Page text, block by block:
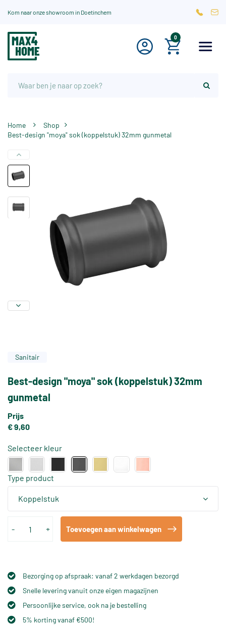
Kom naar onze showroom in Doetinchem
0
Home
Shop
Best-design "moya" sok (koppelstuk) 32mm gunmetal
Sanitair
Best-design "moya" sok (koppelstuk) 32mm
gunmetal
Prijs
€ 9,60
Selecteer kleur
Type product
Koppelstuk
- + Toevoegen aan winkelwagen
Bezorging op afspraak: vanaf 2 werkdagen bezorgd
Snelle levering vanuit onze eigen magazijnen
Persoonlijke service, ook na je bestelling
5% korting vanaf €500!